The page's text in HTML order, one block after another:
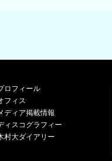
ロフィール
フィス
ディア掲載情報
ィスコグラフィー
村大ダイアリー